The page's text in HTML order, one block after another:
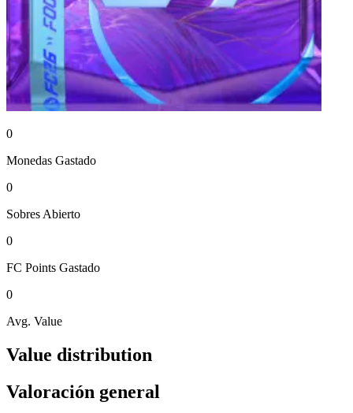
0
Monedas Gastado
0
Sobres Abierto
0
FC Points Gastado
0
Avg. Value
Value distribution
Valoración general